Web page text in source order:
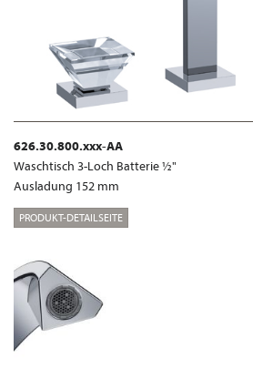
626.30.800.xxx-AA
Waschtisch 3-Loch Batterie ½"
Ausladung 152 mm
PRODUKT-DETAILSEITE